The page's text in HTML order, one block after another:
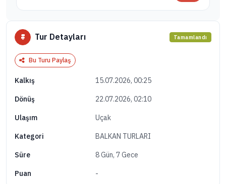
Tur Detayları Tamamlandı
Bu Turu Paylaş
Kalkış 15.07.2026, 00:25
Dönüş 22.07.2026, 02:10
Ulaşım Uçak
Kategori BALKAN TURLARI
Süre 8 Gün, 7 Gece
Puan -